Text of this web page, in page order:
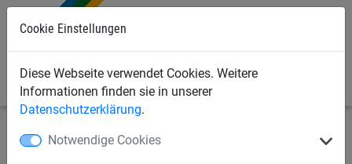
Cookie Einstellungen
Diese Webseite verwendet Cookies. Weitere
Informationen finden sie in unserer
Datenschutzerklärung.
Notwendige Cookies
Sportnetze Volleyballnetze